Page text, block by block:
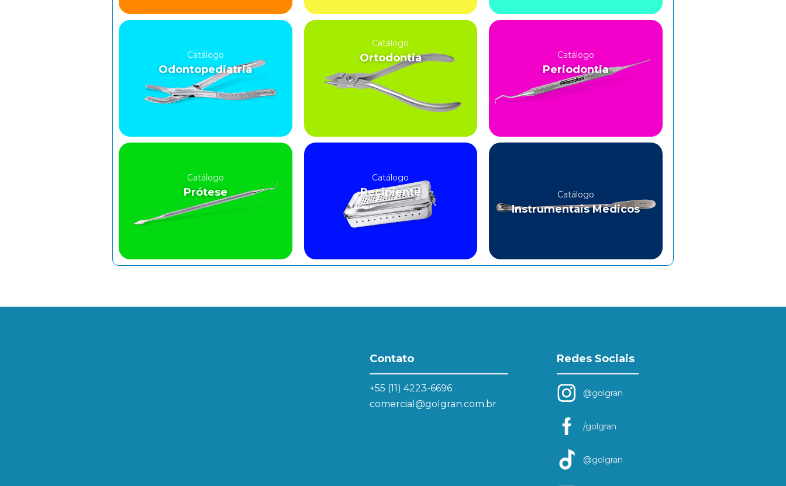
Catálogo
Odontopediatria
Catálogo
Ortodontia Catálogo
Periodontia
Catálogo
Prótese
Catálogo
Recipiente Catálogo
Instrumentais Médicos
Contato
+55 (11) 4223-6696
comercial@golgran.com.br
Redes Sociais
@golgran
/golgran
@golgran